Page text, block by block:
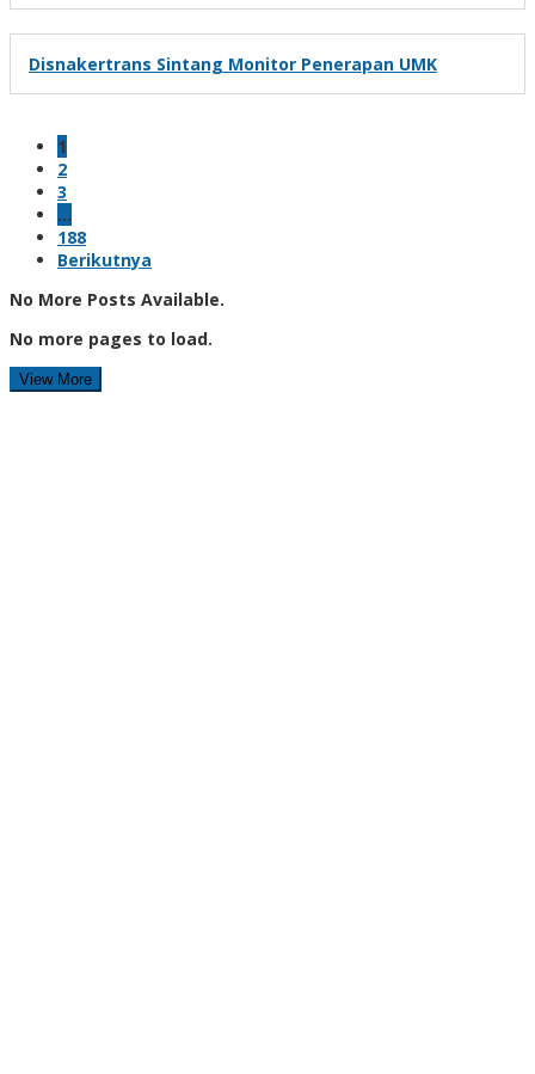
Disnakertrans Sintang Monitor Penerapan UMK
1
2
3
…
188
Berikutnya
No More Posts Available.
No more pages to load.
View More